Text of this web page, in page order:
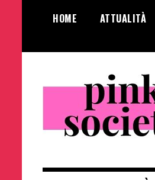
HOME ATTUALITÀ
Pink Society
femminile